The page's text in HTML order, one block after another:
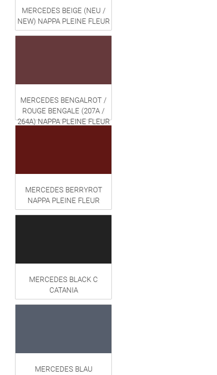
MERCEDES BEIGE (NEU /
NEW) NAPPA PLEINE FLEUR
MERCEDES BENGALROT /
ROUGE BENGALE (207A /
264A) NAPPA PLEINE FLEUR
MERCEDES BERRYROT
NAPPA PLEINE FLEUR
MERCEDES BLACK C
CATANIA
MERCEDES BLAU